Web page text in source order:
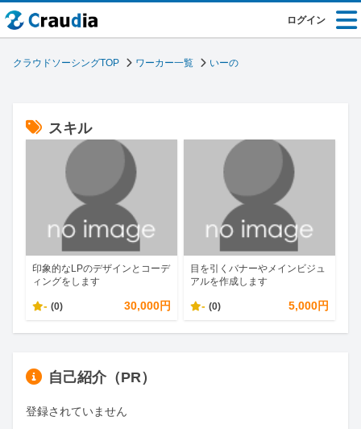
ログイン
クラウドソーシングTOP ワーカー一覧 いーの
スキル
印象的なLPのデザインとコーデ
ィングをします
- (0) 30,000円
目を引くバナーやメインビジュ
アルを作成します
- (0) 5,000円
自己紹介（PR）
登録されていません